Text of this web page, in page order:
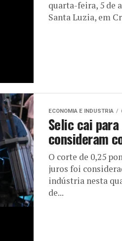
quarta-feira, 5 de
Santa Luzia, em
ECONOMIA E INDUSTRIA
Selic cai
consideram
O corte de 0,25
juros foi
indústria nesta
de...